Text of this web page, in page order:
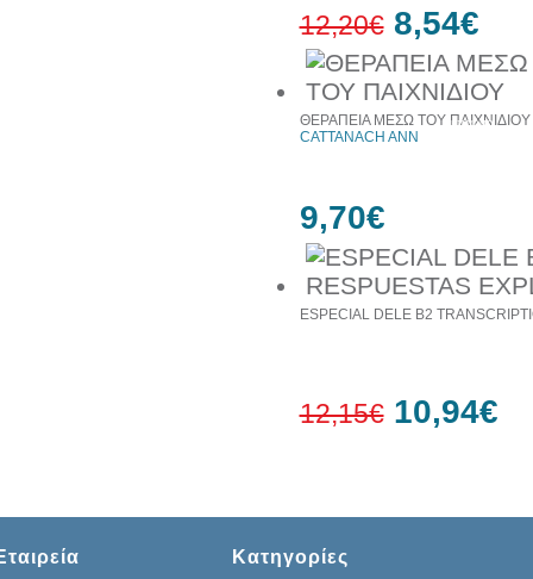
έκπτωση
12,20€ 8,54€
ΘΕΡΑΠΕΙΑ ΜΕΣΩ ΤΟΥ ΠΑΙΧΝΙΔΙΟΥ
CATTANACH ANN
9,70€
ESPECIAL DELE B2
12,15€ 10,94€
Κατηγορίες